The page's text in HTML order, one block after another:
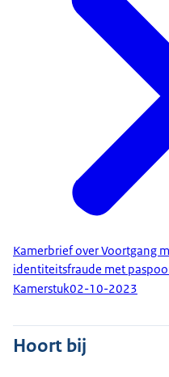
Kamerbrief over Voortgang
identiteitsfraude met
Kamerstuk02-10-2023
Hoort bij